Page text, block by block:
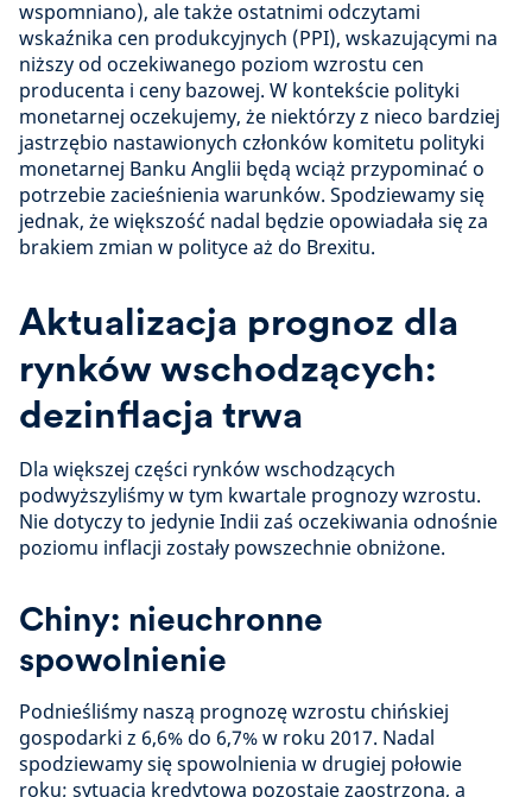
wspomniano), ale także ostatnimi odczytami
wskaźnika cen produkcyjnych (PPI), wskazującymi na
niższy od oczekiwanego poziom wzrostu cen
producenta i ceny bazowej. W kontekście polityki
monetarnej oczekujemy, że niektórzy z nieco bardziej
jastrzębio nastawionych członków komitetu polityki
monetarnej Banku Anglii będą wciąż przypominać o
potrzebie zacieśnienia warunków. Spodziewamy się
jednak, że większość nadal będzie opowiadała się za
brakiem zmian w polityce aż do Brexitu.
Aktualizacja prognoz dla
rynków wschodzących:
dezinflacja trwa
Dla większej części rynków wschodzących
podwyższyliśmy w tym kwartale prognozy wzrostu.
Nie dotyczy to jedynie Indii zaś oczekiwania odnośnie
poziomu inflacji zostały powszechnie obniżone.
Chiny: nieuchronne
spowolnienie
Podnieśliśmy naszą prognozę wzrostu chińskiej
gospodarki z 6,6% do 6,7% w roku 2017. Nadal
spodziewamy się spowolnienia w drugiej połowie
roku; sytuacja kredytowa pozostaje zaostrzona, a